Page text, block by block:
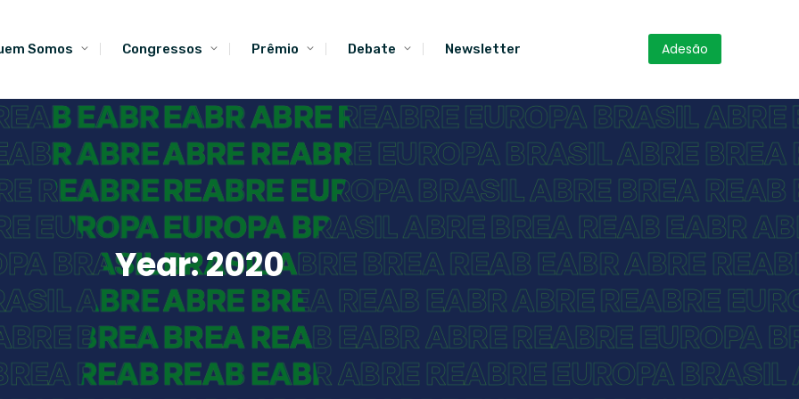
Somos Congressos Prêmio Debate Newsletter Adesão
Year:2020